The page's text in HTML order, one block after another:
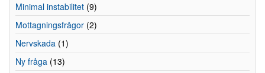
Minimal instabilitet (9)
Mottagningsfrågor (2)
Nervskada (1)
Ny fråga (13)